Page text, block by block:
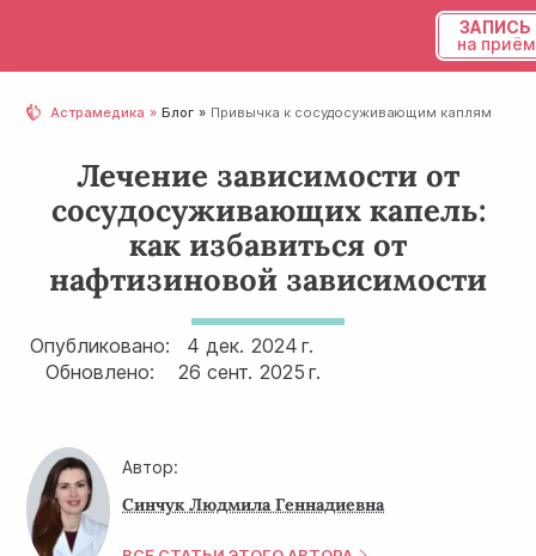
ЗАПИСЬ
на приём
Астрамедика Блог Привычка к сосудосуживающим каплям
Лечение зависимости от
сосудосуживающих капель:
как избавиться от
нафтизиновой зависимости
Опубликовано: 4 дек. 2024 г.
Обновлено:
26 сент. 2025 г.
Автор:
Синчук Людмила Геннадиевна